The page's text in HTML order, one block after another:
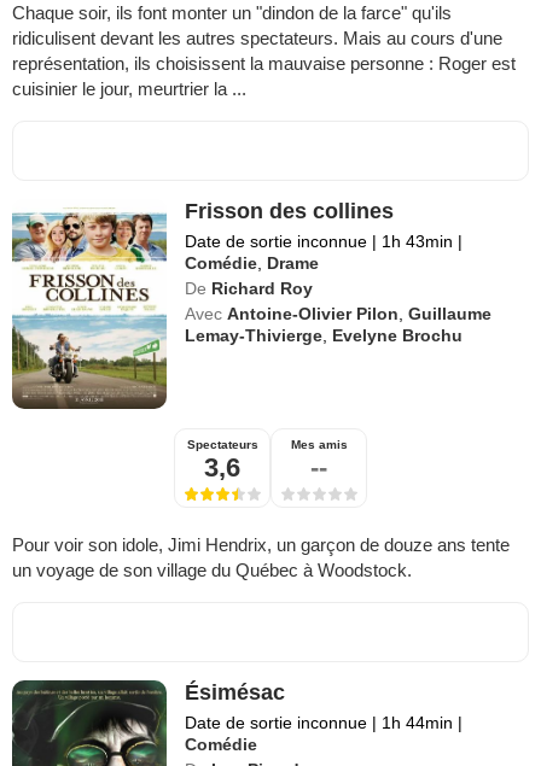
Chaque soir, ils font monter un "dindon de la farce" qu'ils
ridiculisent devant les autres spectateurs. Mais au cours d'une
représentation, ils choisissent la mauvaise personne : Roger est
cuisinier le jour, meurtrier la ...
Frisson des collines
Date de sortie inconnue | 1h 43min |
Comédie Drame
De Richard Roy
Avec Antoine-Olivier Pilon ,Guillaume
Lemay-Thivierge Evelyne Brochu
Spectateurs
3,6
Mes amis
--
Pour voir son idole, Jimi Hendrix, un garçon de douze ans tente
un voyage de son village du Québec à Woodstock.
Ésimésac
Date de sortie inconnue | 1h 44min |
Comédie